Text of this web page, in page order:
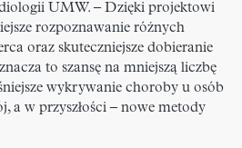
UMW. – Dzięki projektowi
rozpoznawanie różnych
oraz skuteczniejsze dobieranie
to szansę na mniejszą liczbę
wykrywanie choroby u osób
a w przyszłości – nowe metody